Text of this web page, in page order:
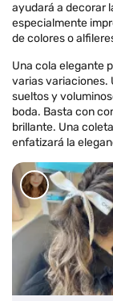
ayudará a decorar
especialmente
de colores o
Una cola elegante
varias variaciones.
sueltos y
boda. Basta con
brillante. Una
enfatizará la